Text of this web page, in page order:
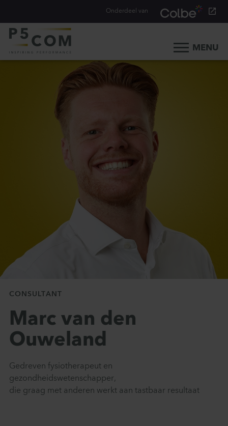
Onderdeel van
MENU
Onze aanpak
Alle consultancy vacatures
Traineeship Consultancy
Contact
CONSULTANT
Marc van den
Ouweland
Gedreven fysiotherapeut en
gezondheidswetenschapper,
die graag met anderen werkt aan tastbaar resultaat